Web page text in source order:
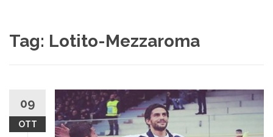
Tag: Lotito-Mezzaroma
09
OTT